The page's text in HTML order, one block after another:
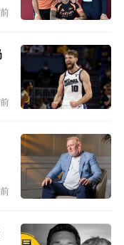
消息，此前热
燎的图赫尔赛后
待了好几天的
感到很遗憾，因
尔维斯打后腰终
号了，这让我很